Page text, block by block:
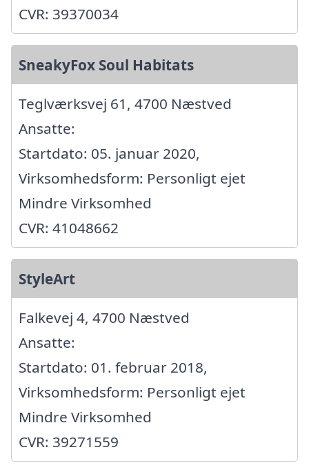
CVR: 39370034
SneakyFox Soul Habitats
Teglværksvej 61, 4700 Næstved
Ansatte:
Startdato: 05. januar 2020,
Virksomhedsform: Personligt ejet
Mindre Virksomhed
CVR: 41048662
StyleArt
Falkevej 4, 4700 Næstved
Ansatte:
Startdato: 01. februar 2018,
Virksomhedsform: Personligt ejet
Mindre Virksomhed
CVR: 39271559